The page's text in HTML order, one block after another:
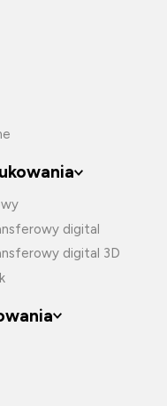
digital
digital 3D